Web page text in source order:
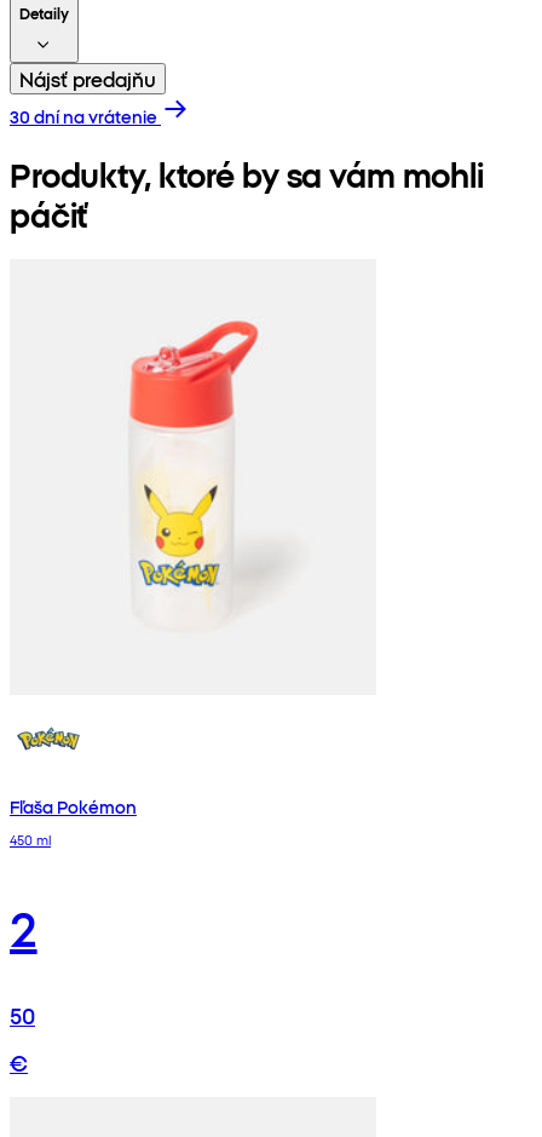
Detaily
Nájsť predajňu
30 dní na vrátenie
Produkty, ktoré by sa vám mohli
páčiť
Fľaša Pokémon
450 ml
2
50
€